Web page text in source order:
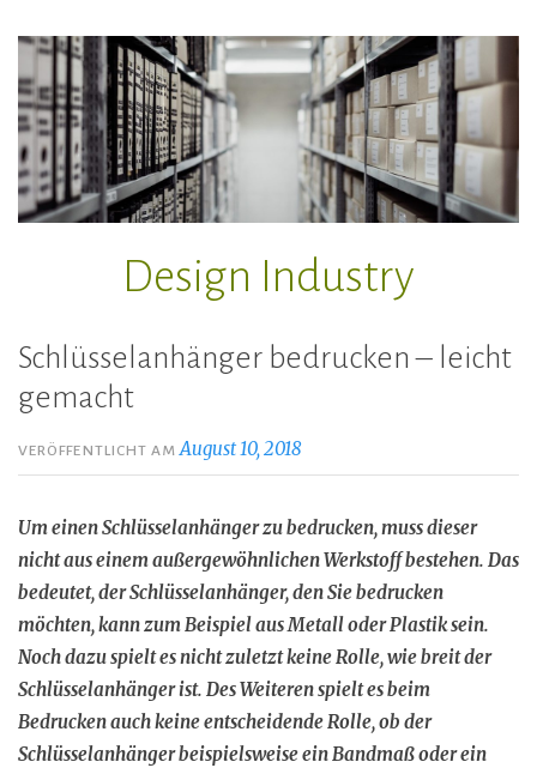
Zum
Inhalt
springen
Design Industry
Schlüsselanhänger bedrucken – leicht
gemacht
VERÖFFENTLICHT AMAugust 10, 2018
Um einen Schlüsselanhänger zu bedrucken, muss dieser
nicht aus einem außergewöhnlichen Werkstoff bestehen. Das
bedeutet, der Schlüsselanhänger, den Sie bedrucken
möchten, kann zum Beispiel aus Metall oder Plastik sein.
Noch dazu spielt es nicht zuletzt keine Rolle, wie breit der
Schlüsselanhänger ist. Des Weiteren spielt es beim
Bedrucken auch keine entscheidende Rolle, ob der
Schlüsselanhänger beispielsweise ein Bandmaß oder ein